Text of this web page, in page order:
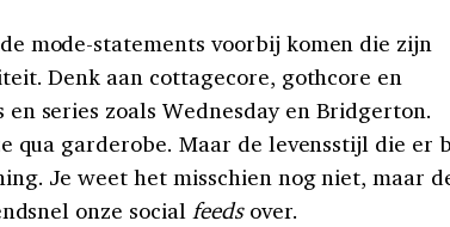
mode-statements voorbij komen die zijn
Denk aan cottagecore, gothcore en
series zoals Wednesday en Bridgerton.
qua garderobe. Maar de levensstijl die er
Je weet het misschien nog niet, maar
onze social feedsover.